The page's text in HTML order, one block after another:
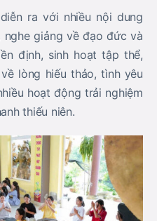
ra với nhiều nội dung
giảng về đạo đức và
định, sinh hoạt tập thể,
lòng hiếu thảo, tình yêu
hoạt động trải nghiệm
thiếu niên.